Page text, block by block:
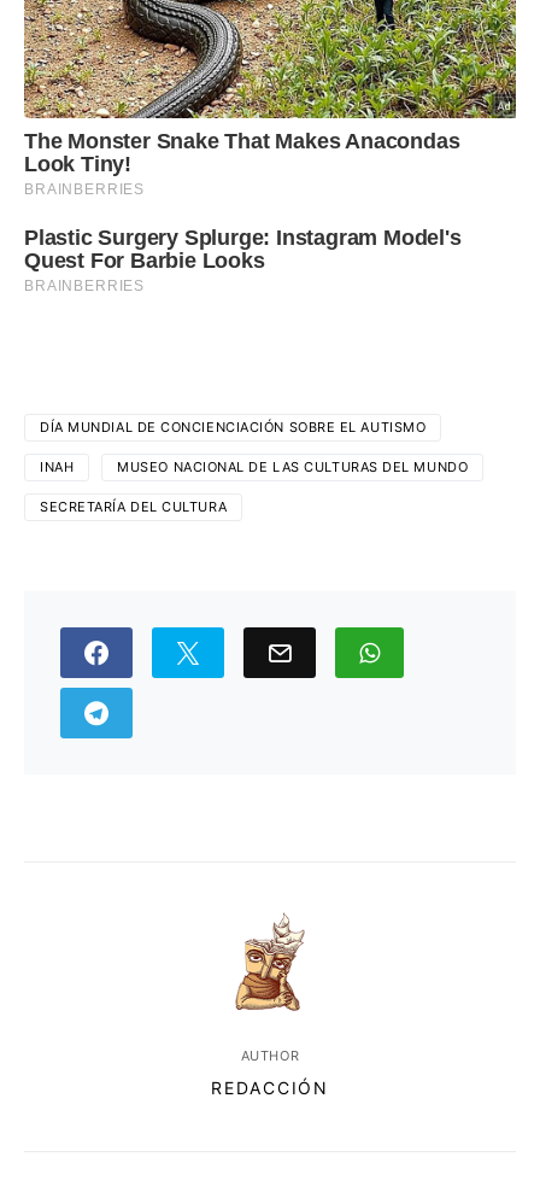
DÍA MUNDIAL DE CONCIENCIACIÓN SOBRE EL AUTISMO
INAH MUSEO NACIONAL DE LAS CULTURAS DEL MUNDO
SECRETARÍA DEL CULTURA
AUTHOR
REDACCIÓN